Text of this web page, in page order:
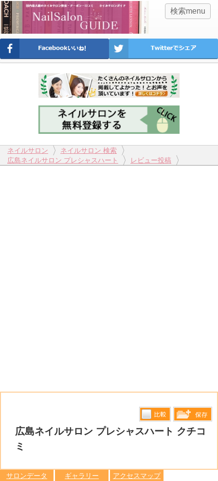
検索menu
ネイルサロン
ネイルサロン 検索
広島ネイルサロン プレシャスハート
レビュー投稿
広島ネイルサロン プレシャスハート クチコ
ミ
比較す
保存リス
サロンデータ ギャラリー
アクセスマップ